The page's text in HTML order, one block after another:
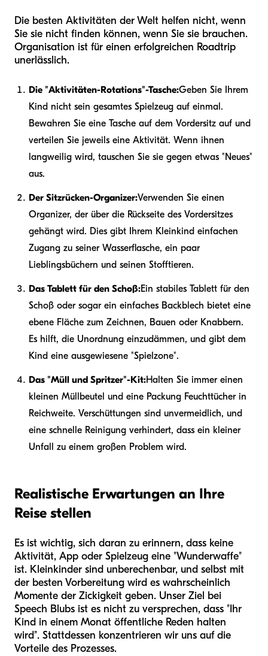
Die besten Aktivitäten der Welt helfen nicht, wenn
Sie sie nicht finden können, wenn Sie sie brauchen.
Organisation ist für einen erfolgreichen Roadtrip
unerlässlich.
Die "Aktivitäten-Rotations"-Tasche:Geben Sie Ihrem
Kind nicht sein gesamtes Spielzeug auf einmal.
Bewahren Sie eine Tasche auf dem Vordersitz auf und
verteilen Sie jeweils eine Aktivität. Wenn ihnen
langweilig wird, tauschen Sie sie gegen etwas "Neues"
aus.
Der Sitzrücken-Organizer:Verwenden Sie einen
Organizer, der über die Rückseite des Vordersitzes
gehängt wird. Dies gibt Ihrem Kleinkind einfachen
Zugang zu seiner Wasserflasche, ein paar
Lieblingsbüchern und seinen Stofftieren.
Das Tablett für den Schoß:Ein stabiles Tablett für den
Schoß oder sogar ein einfaches Backblech bietet eine
ebene Fläche zum Zeichnen, Bauen oder Knabbern.
Es hilft, die Unordnung einzudämmen, und gibt dem
Kind eine ausgewiesene "Spielzone".
Das "Müll und Spritzer"-Kit:Halten Sie immer einen
kleinen Müllbeutel und eine Packung Feuchttücher in
Reichweite. Verschüttungen sind unvermeidlich, und
eine schnelle Reinigung verhindert, dass ein kleiner
Unfall zu einem großen Problem wird.
Realistische Erwartungen an Ihre
Reise stellen
Es ist wichtig, sich daran zu erinnern, dass keine
Aktivität, App oder Spielzeug eine "Wunderwaffe"
ist. Kleinkinder sind unberechenbar, und selbst mit
der besten Vorbereitung wird es wahrscheinlich
Momente der Zickigkeit geben. Unser Ziel bei
Speech Blubs ist es nicht zu versprechen, dass "Ihr
Kind in einem Monat öffentliche Reden halten
wird". Stattdessen konzentrieren wir uns auf die
Vorteile des Prozesses.